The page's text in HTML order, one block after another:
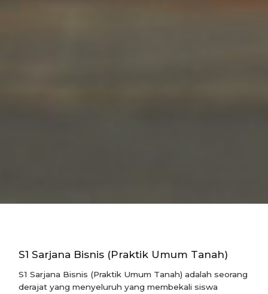
S1 Sarjana Bisnis (Praktik Umum Tanah)
S1 Sarjana Bisnis (Praktik Umum Tanah) adalah seorang
derajat yang menyeluruh yang membekali siswa